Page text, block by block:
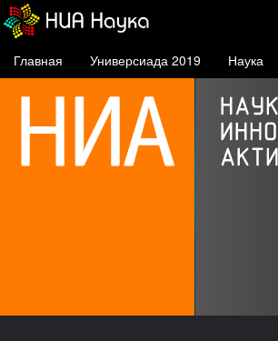
Главная Универсиада 2019 Наука